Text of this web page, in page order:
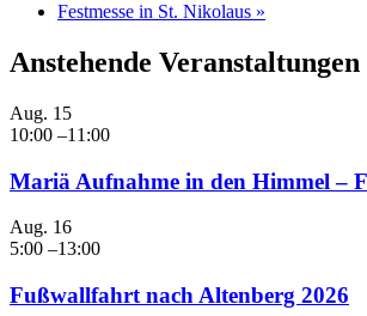
Festmesse in St. Nikolaus »
Anstehende Veranstaltungen
Aug. 15
10:00 –11:00
Mariä Aufnahme in den Himmel –
Aug. 16
5:00 –13:00
Fußwallfahrt nach Altenberg 2026